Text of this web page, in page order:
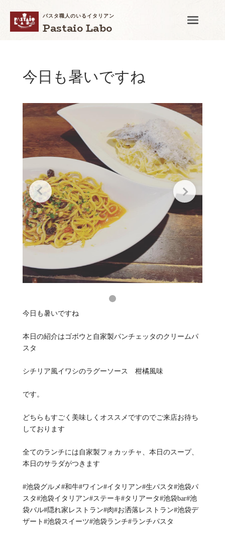
パスタ職人のいるイタリアン
Pastaio Labo
今日も暑いですね
今日も暑いですね
本日の紹介はゴボウと自家製パンチェッタのクリームパ
スタ
シチリア風イワシのラグーソース 柑橘風味
です。
どちらもすごく美味しくオススメですのでご来店お待ち
しております
全てのランチには自家製フォカッチャ、本日のスープ、
本日のサラダがつきます
#池袋グルメ#和牛#ワイン#イタリアン#生パスタ#池袋パ
スタ#池袋イタリアン#ステーキ#タリアータ#池袋bar#池
袋バル#隠れ家レストラン#肉#お洒落レストラン#池袋デ
ザート#池袋スイーツ#池袋ランチ#ランチパスタ